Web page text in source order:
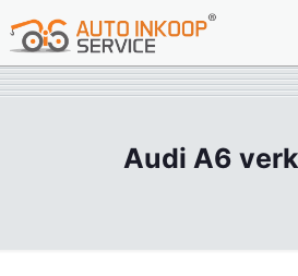
Audi A6